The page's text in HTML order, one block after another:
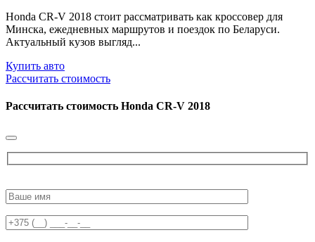
Honda CR-V 2018 стоит рассматривать как кроссовер для
Минска, ежедневных маршрутов и поездок по Беларуси.
Актуальный кузов выгляд...
Купить авто
Рассчитать стоимость
Рассчитать стоимость Honda CR-V 2018
leave
field
empty.